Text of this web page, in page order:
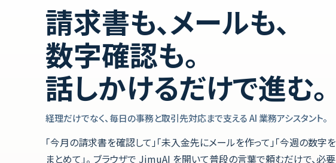
請求書も、メールも、
数字確認も。
話しかけるだけで進む。
経理だけでなく、毎日の事務と取引先対応まで支える AI 業務アシスタント。
「今月の請求書を確認して」「未入金先にメールを作って」「今週の数字を
まとめて」。 ブラウザで JimuAI を開いて普段の言葉で頼むだけで、必要